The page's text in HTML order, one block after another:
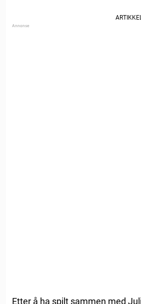
Etter å ha spilt sammen med